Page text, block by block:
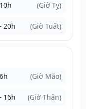
(Giờ Tỵ)
20h (Giờ Tuất)
(Giờ Mão)
16h (Giờ Thân)